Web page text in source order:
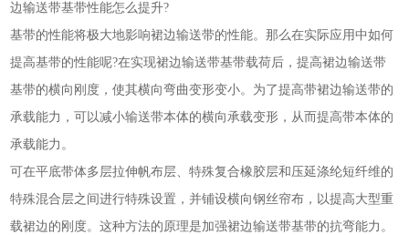
边输送带基带性能怎么提升?
基带的性能将极大地影响裙边输送带的性能。那么在实际应用中如何
提高基带的性能呢?在实现裙边输送带基带载荷后，提高裙边输送带
基带的横向刚度，使其横向弯曲变形变小。为了提高带裙边输送带的
承载能力，可以减小输送带本体的横向承载变形，从而提高带本体的
承载能力。
可在平底带体多层拉伸帆布层、特殊复合橡胶层和压延涤纶短纤维的
特殊混合层之间进行特殊设置，并铺设横向钢丝帘布，以提高大型重
载裙边的刚度。这种方法的原理是加强裙边输送带基带的抗弯能力。